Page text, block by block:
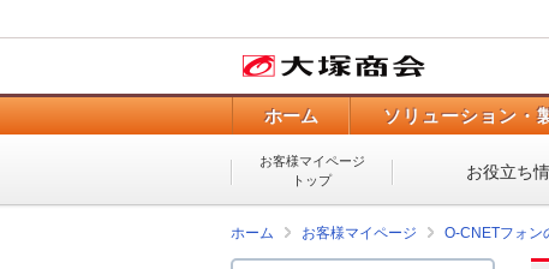
ホーム ソリューション・
お客様マイページ
トップ
お役立ち
ホーム お客様マイページ O-CNETフォン